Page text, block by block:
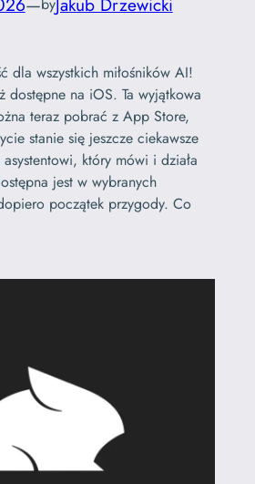
by
dla wszystkich miłośników AI!
dostępne na iOS. Ta wyjątkowa
teraz pobrać z App Store,
stanie się jeszcze ciekawsze
który mówi i działa
jest w wybranych
początek przygody. Co